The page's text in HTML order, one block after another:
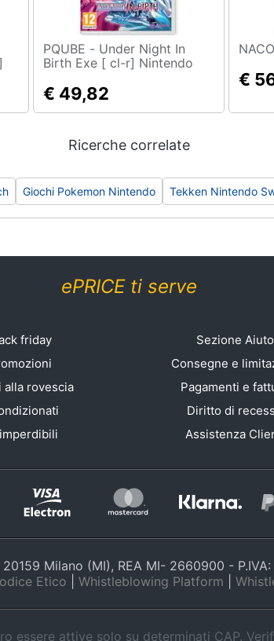
PQUBE - Under Night In
Birth Exe [ cl-r] Nintendo
€ 49,82
€
Ricerche correlate
Giochi Pokemon Nintendo Tekken Nintendo
ePRICE ti serve
friday
alla rovescia
Sezione Aiuto
Consegne e
Pagamenti e
Diritto di
Assistenza
20159 Milano (MI), REA MI- 2660900 -
Etico Whistleblowing Platform
essere attive solo su determinati CAP.